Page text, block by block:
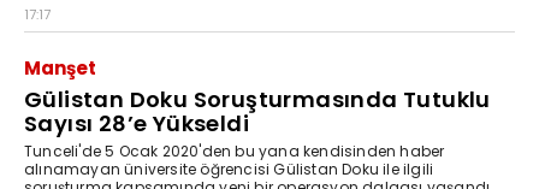
17:17
Manşet
Gülistan Doku Soruşturmasında Tutuklu
Sayısı 28’e Yükseldi
Tunceli'de 5 Ocak 2020'den bu yana kendisinden haber
alınamayan üniversite öğrencisi Gülistan Doku ile ilgili